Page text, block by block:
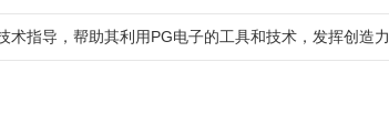
术指导，帮助其利用PG电子的工具和技术，发挥创造力